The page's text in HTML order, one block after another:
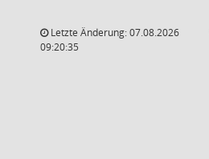
Letzte Änderung: 07.08.2026
09:20:35